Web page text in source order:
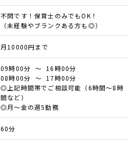
不問です！保育士のみでもOK！
（未経験やブランクある方も◎）
月10000円まで
09時00分 ～ 16時00分
08時00分 ～ 17時00分
◎上記時間帯でご相談可能（6時間～8時
間など）
◎月～金の週5勤務
60分